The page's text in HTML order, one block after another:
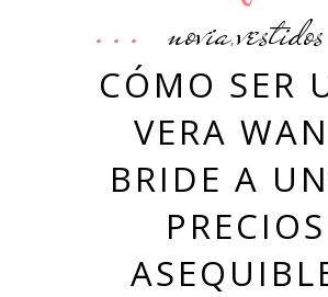
novia,vestidos
CÓMO SER
VERA
BRIDE A
PRECIOS